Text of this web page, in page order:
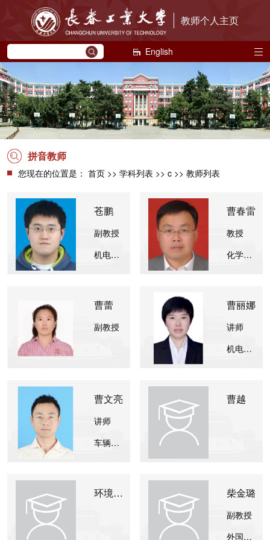
教师个人主页
English
拼音教师
您现在的位置是： 首页 >> 学科列表 >> c >> 教师列表
苍鹏
副教授
机电工程学院
曹春雷
教授
化学工程学院
曹蕾
副教授
曹丽娜
讲师
机电工程学院
曹文亮
讲师
车辆与交通学院
曹越
环境测试检查账号 柴金璐
副教授
外国语学院